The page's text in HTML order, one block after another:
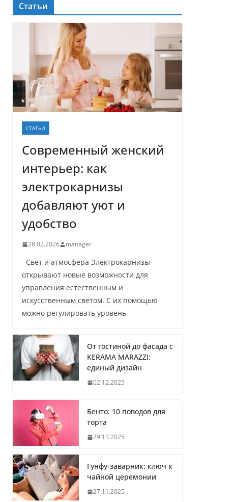
Статьи
СТАТЬИ
Современный женский
интерьер: как
электрокарнизы
добавляют уют и
удобство
28.02.2026 manager
Свет и атмосфера Электрокарнизы
открывают новые возможности для
управления естественным и
искусственным светом. С их помощью
можно регулировать уровень
От гостиной до фасада с
KERAMA MARAZZI:
единый дизайн
02.12.2025
Бенто: 10 поводов для
торта
29.11.2025
Гунфу-заварник: ключ к
чайной церемонии
27.11.2025